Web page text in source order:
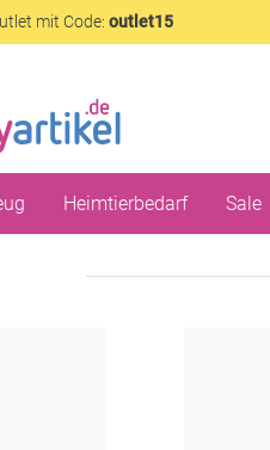
mit Code: outlet15
Heimtierbedarf Sale